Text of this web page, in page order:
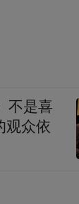
不是喜
观众依